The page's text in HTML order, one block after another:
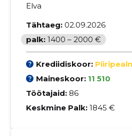
Elva
Tähtaeg: 02.09.2026
palk: 1400 – 2000 €
Krediidiskoor:
Maineskoor: 11 510
Töötajaid: 86
Keskmine Palk: 1845 €